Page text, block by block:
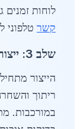
לוחות זמנים גמישים ל-
קשר טלפוני
שלב 3: ייצור ועיבוד
הייצור
במורכבות.